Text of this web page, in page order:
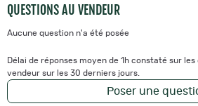
QUESTIONS AU VENDEUR
Aucune question n'a été posée
Délai de réponses moyen de 1h constaté sur
vendeur sur les 30 derniers jours.
Poser une